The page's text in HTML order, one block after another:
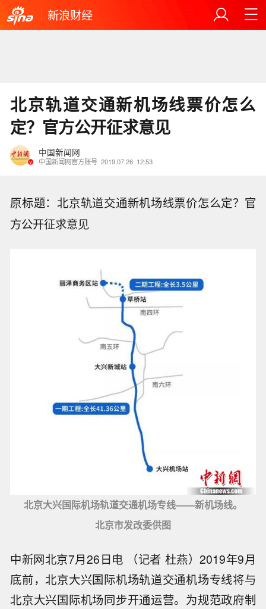
新浪财经
北京轨道交通新机场线票价怎么
定？官方公开征求意见
中国新闻网
中国新闻网官方账号 2019.07.26 12:53
原标题：北京轨道交通新机场线票价怎么定？官
方公开征求意见
北京大兴国际机场轨道交通机场专线——新机场线。
北京市发改委供图
中新网北京7月26日电 （记者 杜燕）2019年9月
底前，北京大兴国际机场轨道交通机场专线将与
北京大兴国际机场同步开通运营。为规范政府制